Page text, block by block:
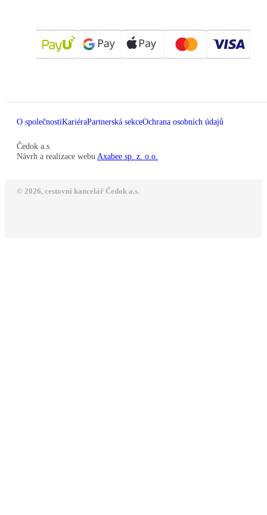
O společnostiKariéraPartnerská sekceOchrana osobních údajů
Čedok a.s
Návrh a realizace webu Axabee sp. z. o.o.
© 2026, cestovní kancelář Čedok a.s.